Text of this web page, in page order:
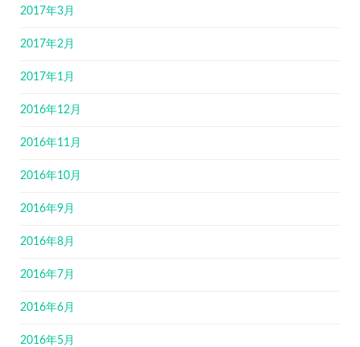
2017年3月
2017年2月
2017年1月
2016年12月
2016年11月
2016年10月
2016年9月
2016年8月
2016年7月
2016年6月
2016年5月